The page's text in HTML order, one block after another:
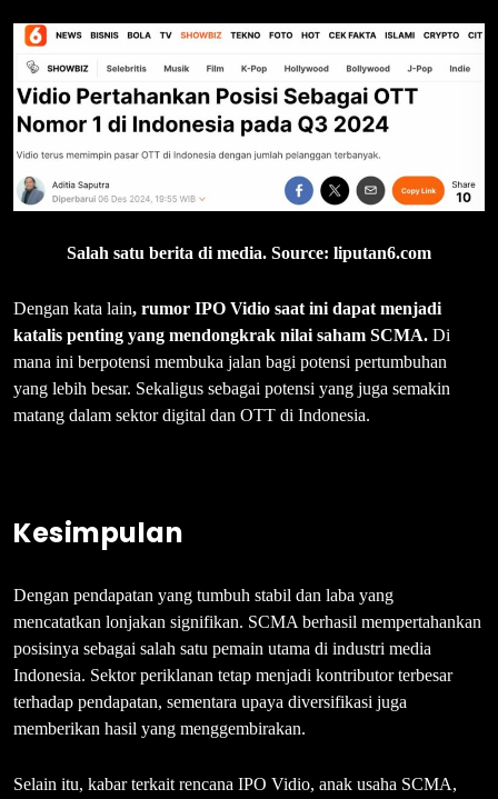
Salah satu berita di media. Source: liputan6.com
Dengan kata lain, rumor IPO Vidio saat ini dapat menjadi
katalis penting yang mendongkrak nilai saham SCMA. Di
mana ini berpotensi membuka jalan bagi potensi pertumbuhan
yang lebih besar. Sekaligus sebagai potensi yang juga semakin
matang dalam sektor digital dan OTT di Indonesia.
Kesimpulan
Dengan pendapatan yang tumbuh stabil dan laba yang
mencatatkan lonjakan signifikan. SCMA berhasil mempertahankan
posisinya sebagai salah satu pemain utama di industri media
Indonesia. Sektor periklanan tetap menjadi kontributor terbesar
terhadap pendapatan, sementara upaya diversifikasi juga
memberikan hasil yang menggembirakan.
Selain itu, kabar terkait rencana IPO Vidio, anak usaha SCMA,